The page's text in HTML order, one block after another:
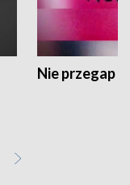
Nie przegap